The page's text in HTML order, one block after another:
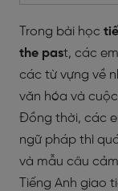
Trong bài học
the past, các
các từ vựng về
văn hóa và
Đồng thời, các
ngữ pháp thì
và mẫu câu
Tiếng Anh